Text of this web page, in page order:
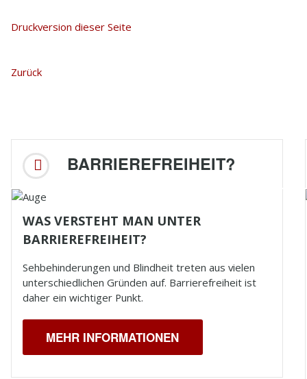
Druckversion dieser Seite
Zurück
BARRIEREFREIHEIT?
WAS VERSTEHT MAN UNTER
BARRIEREFREIHEIT?
Sehbehinderungen und Blindheittreten aus vielen
unterschiedlichen Gründen auf. Barrierefreiheit ist
daher ein wichtiger Punkt.
MEHR INFORMATIONEN